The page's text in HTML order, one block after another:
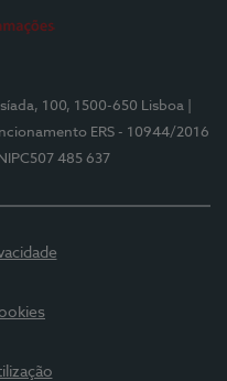
100, 1500-650 Lisboa
ERS - 10944/2016
NIPC507 485 637